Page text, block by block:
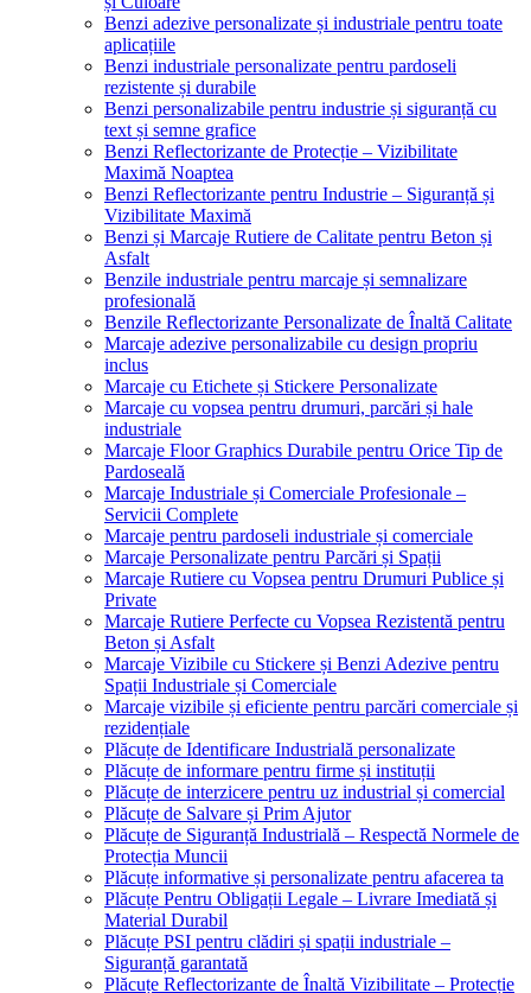
Benzi adezive personalizate și industriale pentru toate
aplicațiile
Benzi industriale personalizate pentru pardoseli
rezistente și durabile
Benzi personalizabile pentru industrie și siguranță cu
text și semne grafice
Benzi Reflectorizante de Protecție – Vizibilitate
Maximă Noaptea
Benzi Reflectorizante pentru Industrie – Siguranță și
Vizibilitate Maximă
Benzi și Marcaje Rutiere de Calitate pentru Beton și
Asfalt
Benzile industriale pentru marcaje și semnalizare
profesională
Benzile Reflectorizante Personalizate de Înaltă Calitate
Marcaje adezive personalizabile cu design propriu
inclus
Marcaje cu Etichete și Stickere Personalizate
Marcaje cu vopsea pentru drumuri, parcări și hale
industriale
Marcaje Floor Graphics Durabile pentru Orice Tip de
Pardoseală
Marcaje Industriale și Comerciale Profesionale –
Servicii Complete
Marcaje pentru pardoseli industriale și comerciale
Marcaje Personalizate pentru Parcări și Spații
Marcaje Rutiere cu Vopsea pentru Drumuri Publice și
Private
Marcaje Rutiere Perfecte cu Vopsea Rezistentă pentru
Beton și Asfalt
Marcaje Vizibile cu Stickere și Benzi Adezive pentru
Spații Industriale și Comerciale
Marcaje vizibile și eficiente pentru parcări comerciale și
rezidențiale
Plăcuțe de Identificare Industrială personalizate
Plăcuțe de informare pentru firme și instituții
Plăcuțe de interzicere pentru uz industrial și comercial
Plăcuțe de Salvare și Prim Ajutor
Plăcuțe de Siguranță Industrială – Respectă Normele de
Protecția Muncii
Plăcuțe informative și personalizate pentru afacerea ta
Plăcuțe Pentru Obligații Legale – Livrare Imediată și
Material Durabil
Plăcuțe PSI pentru clădiri și spații industriale –
Siguranță garantată
Plăcuțe Reflectorizante de Înaltă Vizibilitate – Protecție